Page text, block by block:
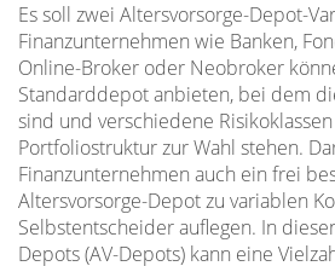
Es soll zwei Altersvorsorge-Depot-
Finanzunternehmen wie Banken,
Online-Broker oder Neobroker
Standarddepot anbieten, bei dem
sind und verschiedene
Portfoliostruktur zur Wahl stehen.
Finanzunternehmen auch ein frei
Altersvorsorge-Depot zu variablen
Selbstentscheider auflegen. In
Depots (AV-Depots) kann eine